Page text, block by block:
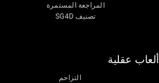
المراجعة المستمرة
تصنيف SG4D
ألعاب عقلية
التزاحم